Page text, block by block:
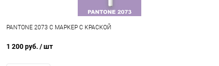
PANTONE 2073 C МАРКЕР С КРАСКОЙ
1 200 руб. / шт